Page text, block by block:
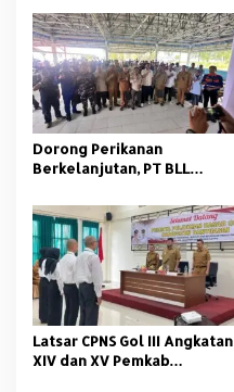
p
o
s
Dorong Perikanan
Berkelanjutan, PT BLL
dengan Pelatihan Alat
Tangkap
Latsar CPNS Gol III Angkatan
XIV dan XV Pemkab